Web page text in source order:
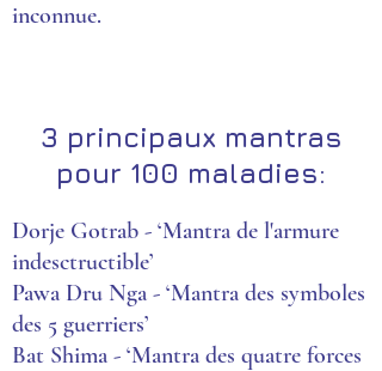
inconnue.
3 principaux mantras
pour 100 maladies:
Dorje Gotrab - ‘Mantra de l'armure
indesctructible’
Pawa Dru Nga - ‘Mantra des symboles
des 5 guerriers’
Bat Shima - ‘Mantra des quatre forces